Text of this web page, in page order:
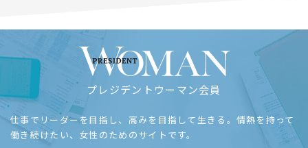
プレジデントウーマン会員
仕事でリーダーを目指し、高みを目指して生きる。情熱を持って
働き続けたい、女性のためのサイトです。